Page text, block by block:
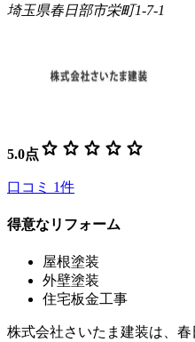
埼玉県春日部市栄町1-7-1
5.0点 star star star star star
口コミ 1件
得意なリフォーム
屋根塗装
外壁塗装
住宅板金工事
株式会社さいたま建装は、